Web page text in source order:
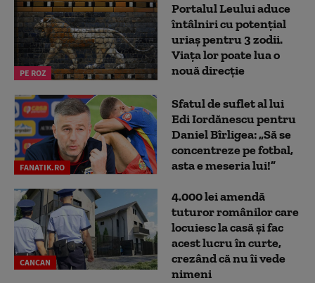
PE ROZ
Portalul Leului aduce
întâlniri cu potențial
uriaș pentru 3 zodii.
Viața lor poate lua o
nouă direcție
FANATIK.RO
Sfatul de suflet al lui
Edi Iordănescu pentru
Daniel Bîrligea: „Să se
concentreze pe fotbal,
asta e meseria lui!”
CANCAN
4.000 lei amendă
tuturor românilor care
locuiesc la casă și fac
acest lucru în curte,
crezând că nu îi vede
nimeni